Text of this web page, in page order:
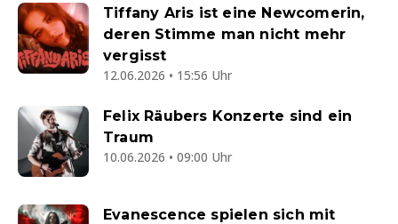
Tiffany Aris ist eine Newcomerin,
deren Stimme man nicht mehr
vergisst
12.06.2026 • 15:56 Uhr
Felix Räubers Konzerte sind ein
Traum
10.06.2026 • 09:00 Uhr
Evanescence spielen sich mit